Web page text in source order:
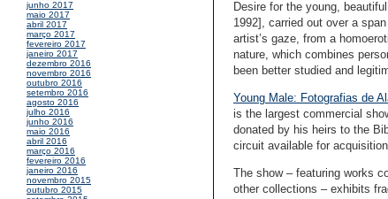
junho 2017
maio 2017
abril 2017
março 2017
fevereiro 2017
janeiro 2017
dezembro 2016
novembro 2016
outubro 2016
setembro 2016
agosto 2016
julho 2016
junho 2016
maio 2016
abril 2016
março 2016
fevereiro 2016
janeiro 2016
novembro 2015
outubro 2015
Desire for the young,
1992], carried out over a
artist’s gaze, from a
nature, which combines
been better studied and
Young Male: Fotografias de
is the largest commercial
donated by his heirs to the
circuit available for
The show – featuring works
other collections – exhibits